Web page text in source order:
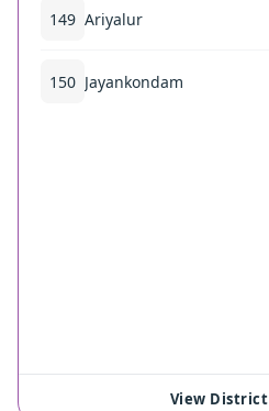
149 Ariyalur
150 Jayankondam
View District